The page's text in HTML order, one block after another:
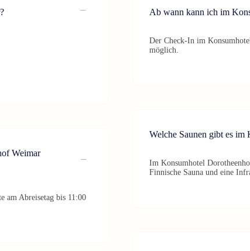
Weimar
am Abreisetag bis 11:00
Ab wann kann ich im
Der Check-In im
möglich.
Welche Saunen gibt es
Im Konsumhotel
Finnische Sauna und eine